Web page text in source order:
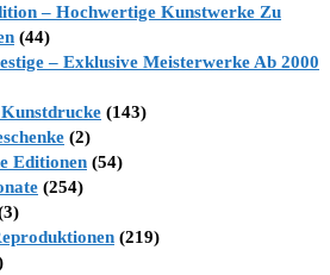
– Hochwertige Kunstwerke Zu
(44)
– Exklusive Meisterwerke Ab 2000
(143)
(2)
Editionen (54)
(254)
(219)